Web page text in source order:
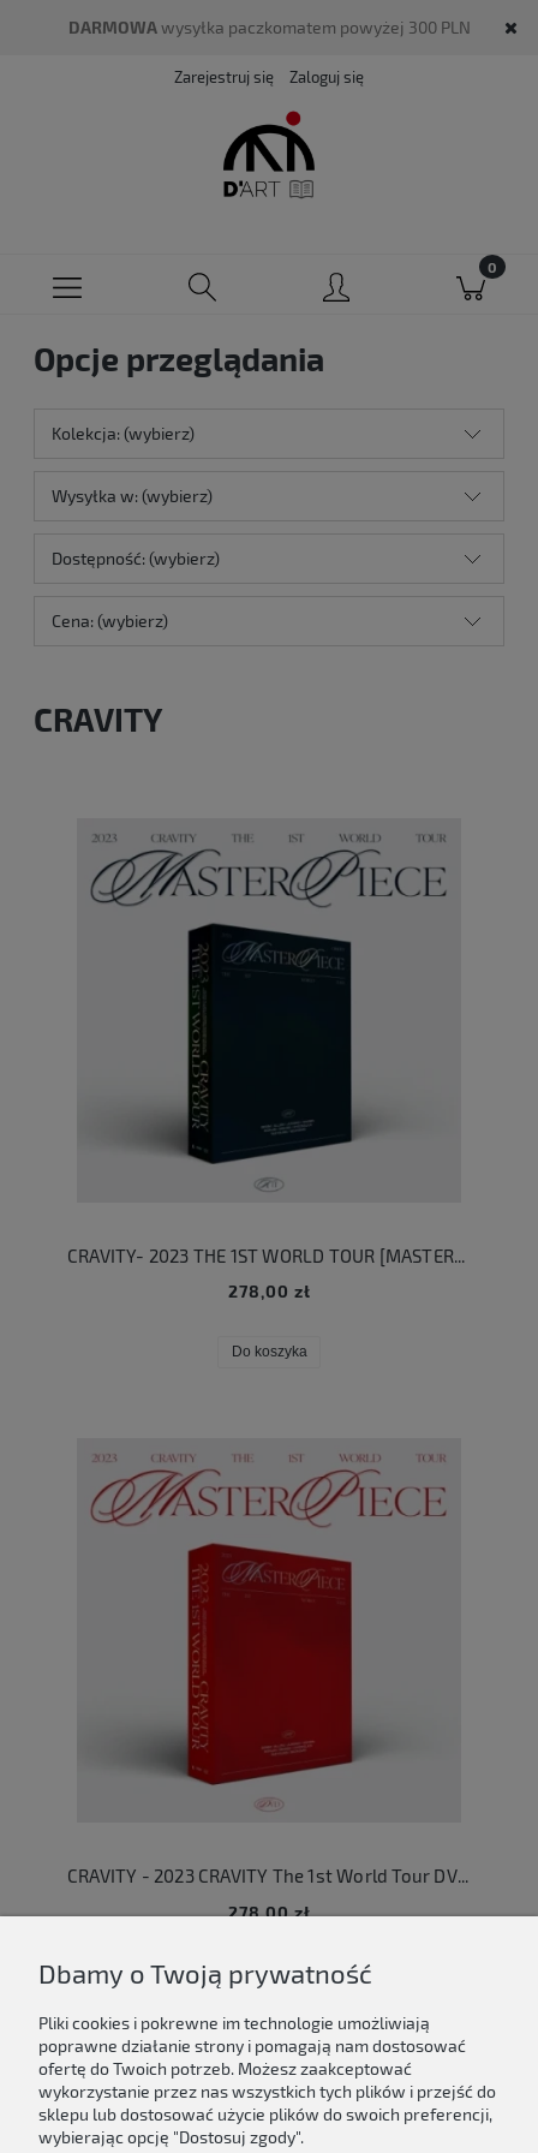
DARMOWAwysyłka paczkomatem powyżej 300 PLN
Zarejestruj się Zaloguj się
Opcje przeglądania
Kolekcja: (wybierz)
Wysyłka w: (wybierz)
Dostępność: (wybierz)
Cena: (wybierz)
CRAVITY
278,00 zł
Do koszyka
CRAVITY - 2023 CRAVITY The 1st World Tour DVD [MASTERPIECE]
278,00 zł
Do koszyka
Newsletter
Dbamy o Twoją prywatność
Pliki cookies i pokrewne im technologie umożliwiają
poprawne działanie strony i pomagają nam dostosować
ofertę do Twoich potrzeb. Możesz zaakceptować
wykorzystanie przez nas wszystkich tych plików i przejść do
sklepu lub dostosować użycie plików do swoich preferencji,
wybierając opcję "Dostosuj zgody".